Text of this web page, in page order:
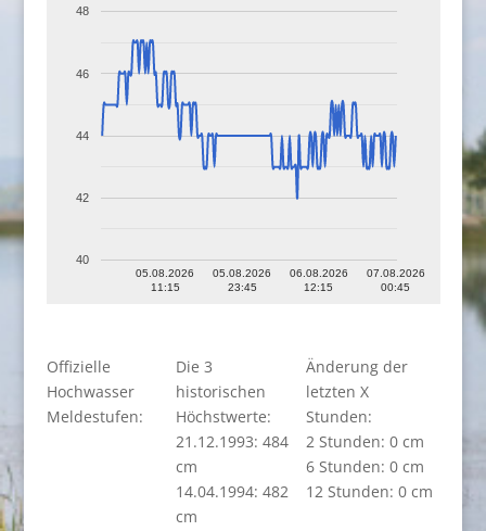
05.08.2026
11:15
05.08.2026
23:45
06.08.2026
12:15
07.08.2026
00:45
40
42
44
46
48
Offizielle
Hochwasser
Meldestufen:
Die 3
historischen
Höchstwerte:
21.12.1993: 484
cm
14.04.1994: 482
cm
Änderung der
letzten X
Stunden:
2 Stunden: 0 cm
6 Stunden: 0 cm
12 Stunden: 0 cm